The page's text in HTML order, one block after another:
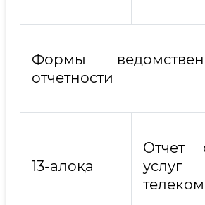
Формы
отчетности
13-алоқа
Отчет
услуг